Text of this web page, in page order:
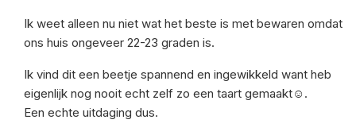
Ik weet alleen nu niet wat het beste is met bewaren omdat
ons huis ongeveer 22-23 graden is.
Ik vind dit een beetje spannend en ingewikkeld want heb
eigenlijk nog nooit echt zelf zo een taart gemaakt☺️.
Een echte uitdaging dus.